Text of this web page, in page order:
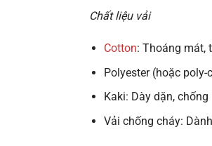
Chất liệu vải
Cotton: Thoáng mát,
Polyester (hoặc poly-
Kaki: Dày dặn,
Vải chống cháy: